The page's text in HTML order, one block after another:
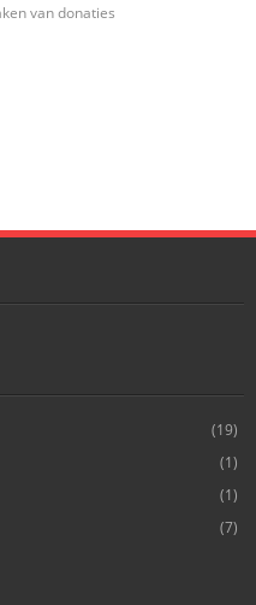
van donaties
(19)
(1)
(1)
(7)